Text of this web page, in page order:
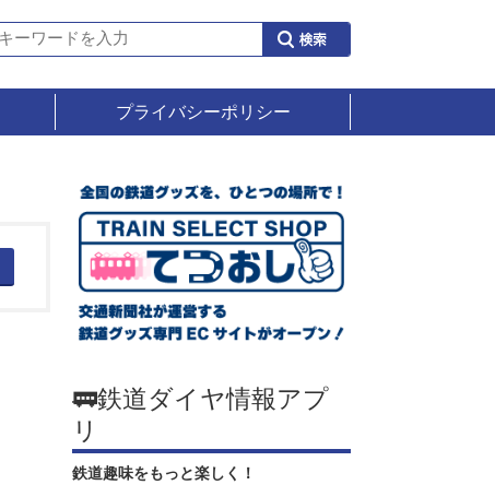
プライバシーポリシー
🚃鉄道ダイヤ情報アプ
リ
鉄道趣味をもっと楽しく！